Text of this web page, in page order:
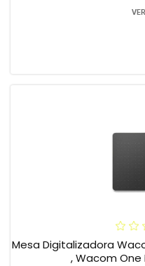
Mesa Digitalizadora
, Wacom One